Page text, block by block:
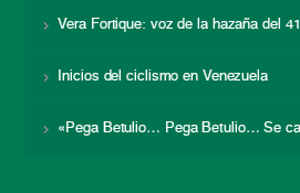
Vera Fortique: voz de la hazaña del 41
Inicios del ciclismo en Venezuela
«Pega Betulio… Pega Betulio… Se